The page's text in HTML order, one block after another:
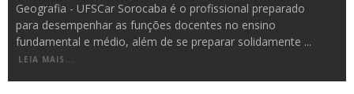
Geografia - UFSCar Sorocaba é o profissional preparado
para desempenhar as funções docentes no ensino
fundamental e médio, além de se preparar solidamente ...
LEIA MAIS...